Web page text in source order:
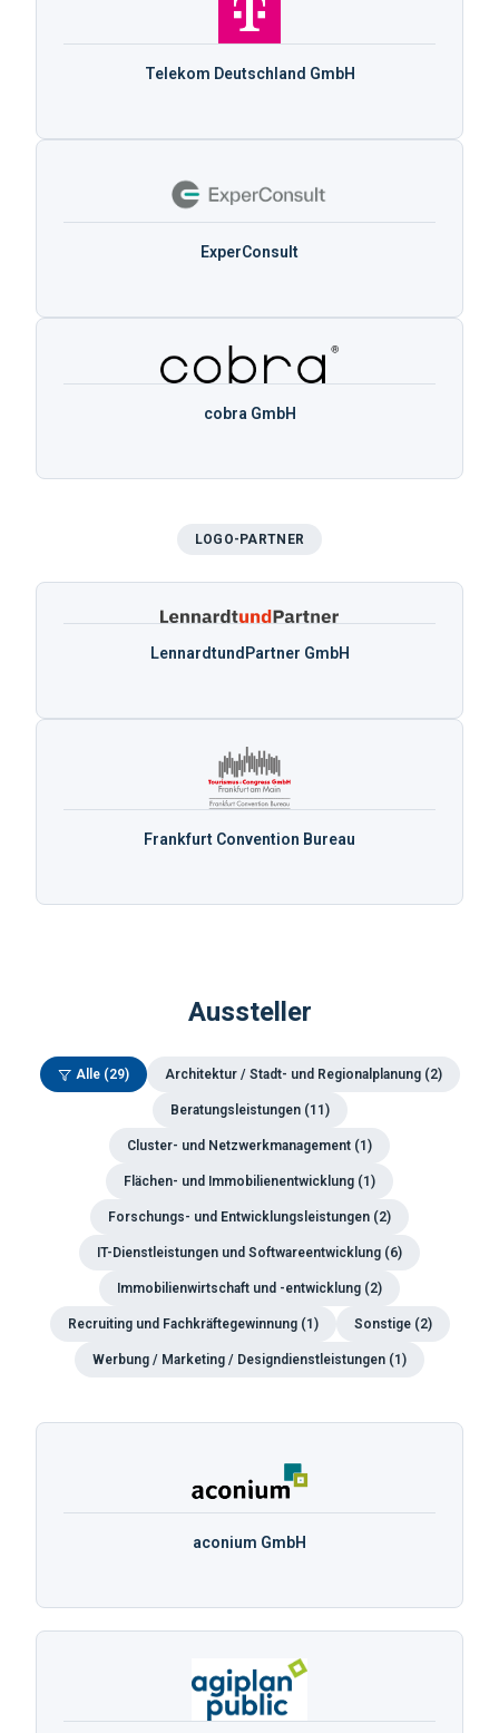
Telekom Deutschland GmbH
ExperConsult
cobra GmbH
LOGO-PARTNER
LennardtundPartner GmbH
Frankfurt Convention Bureau
Aussteller
Alle (29) Architektur / Stadt- und Regionalplanung(2)
Beratungsleistungen(11 )
Cluster- und Netzwerkmanagement (1 )
Flächen- und Immobilienentwicklung (1 )
Forschungs- und Entwicklungsleistungen (2)
IT-Dienstleistungen und Softwareentwicklung (6)
Immobilienwirtschaft und -entwicklung (2)
Recruiting und Fachkräftegewinnung(1 ) Sonstige(2)
Werbung / Marketing / Designdienstleistungen (1 )
aconium GmbH